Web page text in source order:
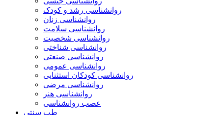
روانشناسی رشد و کودک
روانشناسی زنان
روانشناسی سلامت
روانشناسی شخصیت
روانشناسی شناختی
روانشناسی صنعتی
روانشناسی عمومی
روانشناسی کودکان استثنایی
روانشناسی مرضی
روانشناسی هنر
عصب روانشناسی
طب سنتی